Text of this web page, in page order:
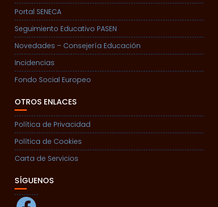
Portal SENECA
Seguimiento Educativo PASEN
Novedades – Consejería Educación
Incidencias
Fondo Social Europeo
OTROS ENLACES
Política de Privacidad
Política de Cookies
Carta de Servicios
SÍGUENOS
Facebook